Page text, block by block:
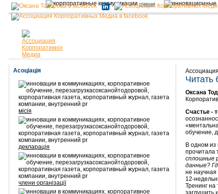
главная
Асоціація
місія
декларація
члени організації
Читать
Оксана
Счастье -
обучение,
В одном из
прочитала
сплошные
данные?
не научная
12-
Тренинг на
заглушить